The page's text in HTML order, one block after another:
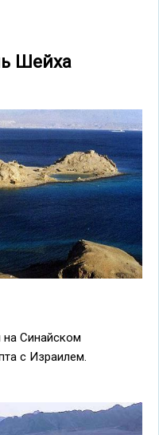
Шейха
на Синайском
с Израилем.